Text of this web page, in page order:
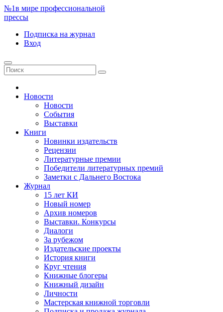
№1в мире профессиональной
прессы
Подписка на журнал
Вход
Новости
Новости
События
Выставки
Книги
Новинки издательств
Рецензии
Литературные премии
Победители литературных премий
Заметки с Дальнего Востока
Журнал
15 лет КИ
Новый номер
Архив номеров
Выставки. Конкурсы
Диалоги
За рубежом
Издательские проекты
История книги
Круг чтения
Книжные блогеры
Книжный дизайн
Личности
Мастерская книжной торговли